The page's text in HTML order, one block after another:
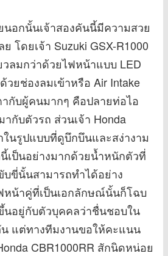
อกนั้นเจ้าสองคันนี้มีความสวย
โดยเจ้า Suzuki GSX-R1000
ลมกว่าด้วยไฟหน้าแบบ LED
วยช่องลมเข้าหรือ Air Intake
กับผู้คนมากๆ คือปลายท่อไอ
กับตัวรถ ส่วนเจ้า Honda
ในรูปแบบที่ดูบึกบึนและสง่างาม
เป็นอย่างมากด้วยน้ำหนักตัวที่
ขี่นั้นสามารถทำได้อย่าง
หน้าคู่ที่เป็นเอกลักษณ์นั้นก็โฉบ
นอยู่กับตัวบุคคลว่าชื่นชอบใน
แต่ทางทีมงานขอให้คะแนน
CBR1000RR สักนิดหน่อย